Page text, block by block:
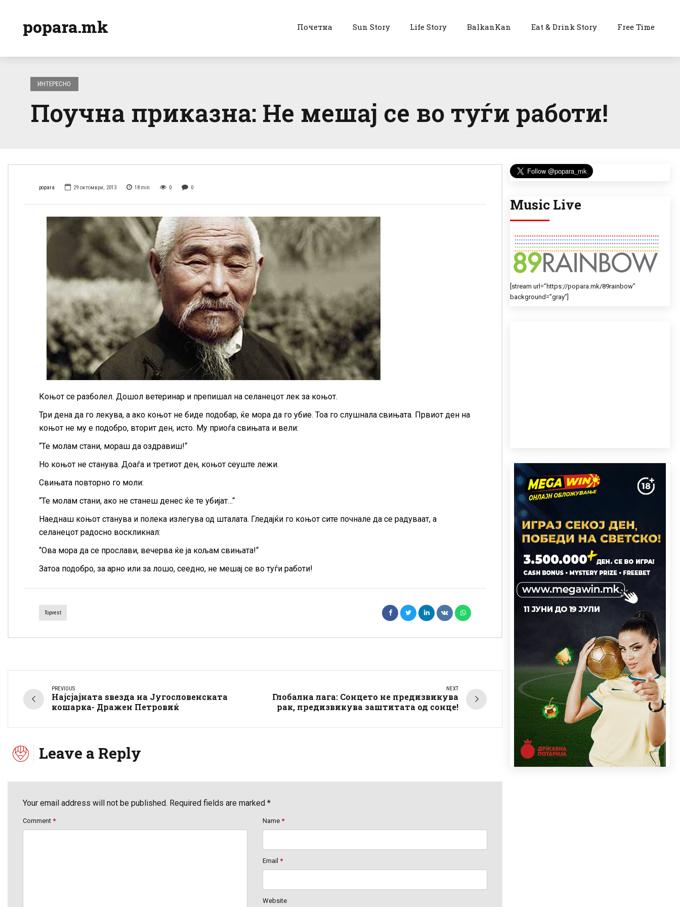
popara.mk Почетна Sun Story Life Story BalkanKan Eat & Drink Story Free Time
ИНТЕРЕСНО
Поучна приказна: Не мешај се во туѓи работи!
popara 29 октомври, 2013 18 min 0 0
Коњот се разболел. Дошол ветеринар и препишал на селанецот лек за коњот.
Три дена да го лекува, а ако коњот не биде подобар, ќе мора да го убие. Тоа го слушнала свињата. Првиот ден на
коњот не му е подобро, вторит ден, исто. Му приоѓа свињата и вели:
“Те молам стани, мораш да оздравиш!“
Но коњот не станува. Доаѓа и третиот ден, коњот сеуште лежи.
Свињата повторно го моли:
“Те молам стани, ако не станеш денес ќе те убијат…“
Наеднаш коњот станува и полека излегува од шталата. Гледајќи го коњот сите почнале да се радуваат, а
селанецот радосно воскликнал:
“Ова мора да се прослави, вечерва ќе ја кољам свињата!“
Затоа подобро, за арно или за лошо, сеедно, не мешај се во туѓи работи!
Topvest
PREVIOUS
Најсјајната ѕвезда на Југословенската
кошарка- Дражен Петровиќ
NEXT
Глобална лага: Сонцето не предизвикува
рак, предизвикува заштитата од сонце!
Leave a Reply
Your email address will not be published. Required fields are marked *
Comment * Name *
Email *
Website
Music Live
[stream url=”https://popara.mk/89rainbow”
background=”gray”]